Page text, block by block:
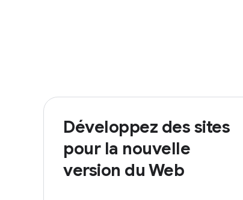
Développez des sites
pour la nouvelle
version du Web